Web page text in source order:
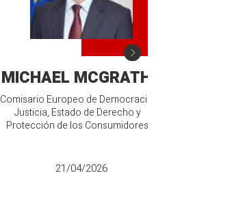
MICHAEL MCGRATH
Comisario Europeo de Democracia,
Justicia, Estado de Derecho y
Protección de los Consumidores
21/04/2026